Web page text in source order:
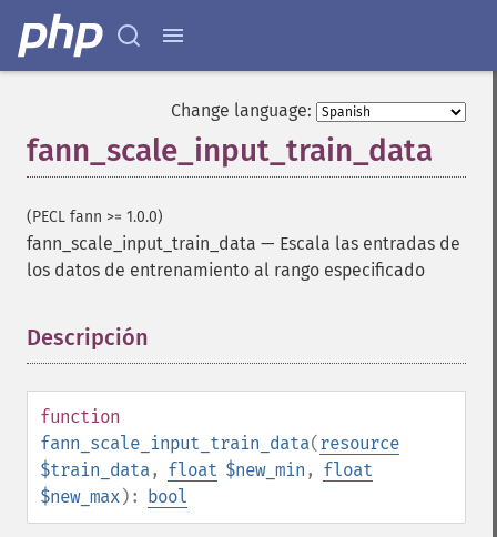
Change language:
fann_scale_input_train_data
(PECL fann >= 1.0.0)
fann_scale_input_train_data — Escala las entradas de
los datos de entrenamiento al rango especificado
Descripción
function
fann_scale_input_train_data(resource
$train_data, float $new_min , float
$new_max): bool